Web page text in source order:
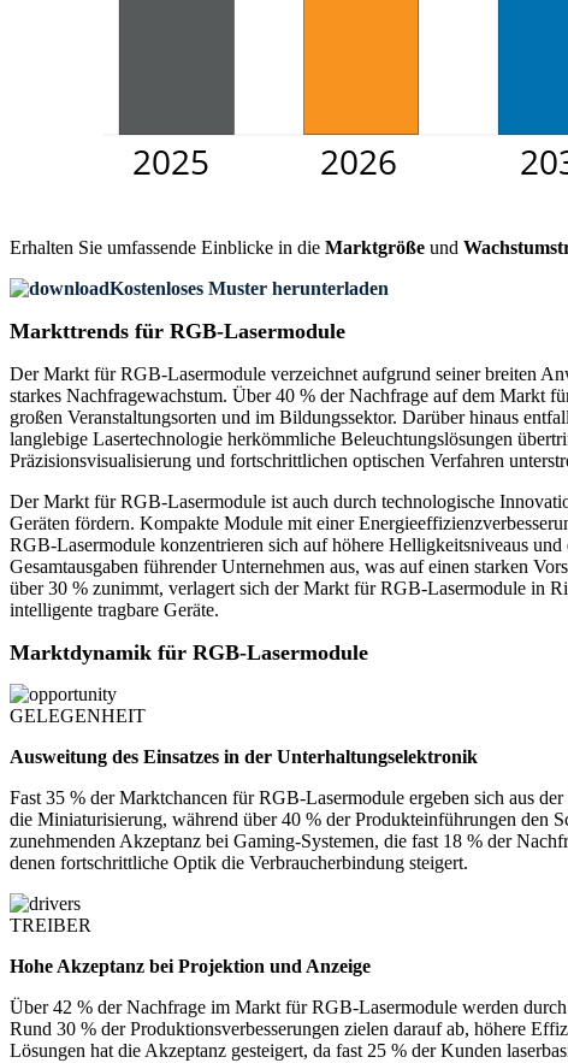
Erhalten Sie umfassende Einblicke in die Marktgröße und
Kostenloses Muster herunterladen
Markttrends für RGB-Lasermodule
Der Markt für RGB-Lasermodule verzeichnet aufgrund seiner breiten
starkes Nachfragewachstum. Über 40 % der Nachfrage auf dem Markt
großen Veranstaltungsorten und im Bildungssektor. Darüber hinaus
langlebige Lasertechnologie herkömmliche Beleuchtungslösungen
Präzisionsvisualisierung und fortschrittlichen optischen Verfahren
Der Markt für RGB-Lasermodule ist auch durch technologische
Geräten fördern. Kompakte Module mit einer
RGB-Lasermodule konzentrieren sich auf höhere Helligkeitsniveaus
Gesamtausgaben führender Unternehmen aus, was auf einen starken
über 30 % zunimmt, verlagert sich der Markt für RGB-Lasermodule in
intelligente tragbare Geräte.
Marktdynamik für RGB-Lasermodule
GELEGENHEIT
Ausweitung des Einsatzes in der Unterhaltungselektronik
Fast 35 % der Marktchancen für RGB-Lasermodule ergeben sich aus
die Miniaturisierung, während über 40 % der Produkteinführungen den
zunehmenden Akzeptanz bei Gaming-Systemen, die fast 18 % der
denen fortschrittliche Optik die Verbraucherbindung steigert.
TREIBER
Hohe Akzeptanz bei Projektion und Anzeige
Über 42 % der Nachfrage im Markt für RGB-Lasermodule werden
Rund 30 % der Produktionsverbesserungen zielen darauf ab, höhere
Lösungen hat die Akzeptanz gesteigert, da fast 25 % der Kunden